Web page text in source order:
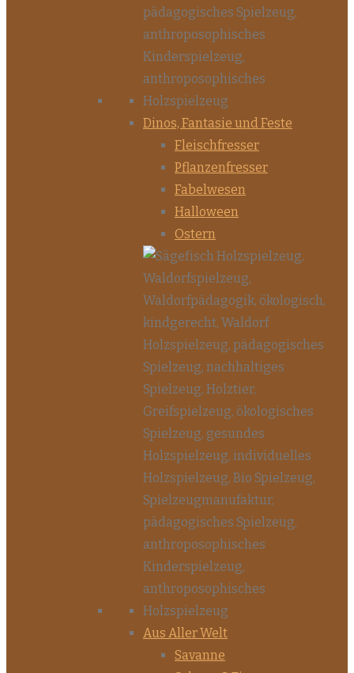
Dinos, Fantasie und Feste
Fleischfresser
Pflanzenfresser
Fabelwesen
Halloween
Ostern
Aus Aller Welt
Savanne